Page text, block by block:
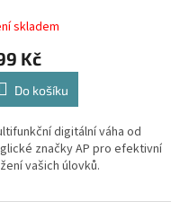
skladem
Kč
Do košíku
digitální váha od
značky AP pro efektivní
vašich úlovků.